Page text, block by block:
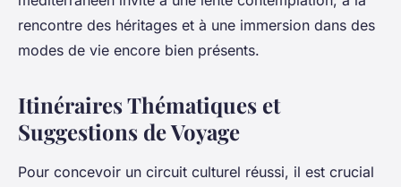
rencontre des héritages et à une immersion dans des
modes de vie encore bien présents.
Itinéraires Thématiques et
Suggestions de Voyage
Pour concevoir un circuit culturel réussi, il est crucial